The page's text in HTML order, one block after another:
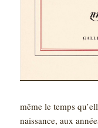
même le temps
naissance, aux